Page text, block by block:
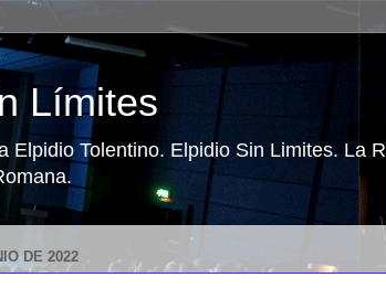
Límites
Elpidio Tolentino. Elpidio Sin Limites. La
DE 2022